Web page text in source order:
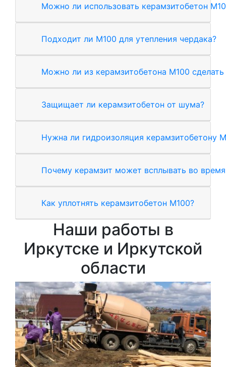
Можно ли использовать керамзитобетон
Подходит ли М100 для утепления чердака?
Можно ли из керамзитобетона М100
Защищает ли керамзитобетон от шума?
Нужна ли гидроизоляция керамзитобетону
Почему керамзит может всплывать во время
Как уплотнять керамзитобетон М100?
Наши работы в
Иркутске и Иркутской
области